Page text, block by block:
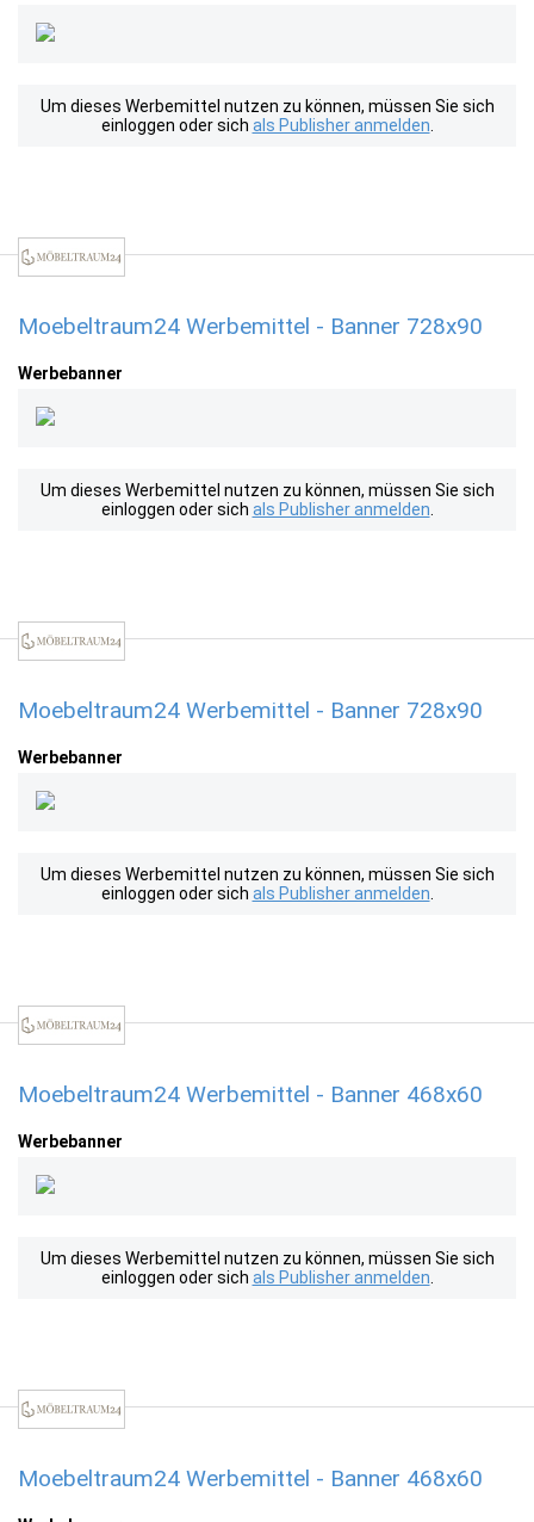
Um dieses Werbemittel nutzen zu können, müssen Sie sich
einloggen oder sich als Publisher anmelden
Moebeltraum24 Werbemittel - Banner 728x90
Werbebanner
Um dieses Werbemittel nutzen zu können, müssen Sie sich
einloggen oder sich als Publisher anmelden
Moebeltraum24 Werbemittel - Banner 728x90
Werbebanner
Um dieses Werbemittel nutzen zu können, müssen Sie sich
einloggen oder sich als Publisher anmelden
Moebeltraum24 Werbemittel - Banner 468x60
Werbebanner
Um dieses Werbemittel nutzen zu können, müssen Sie sich
einloggen oder sich als Publisher anmelden
Moebeltraum24 Werbemittel - Banner 468x60